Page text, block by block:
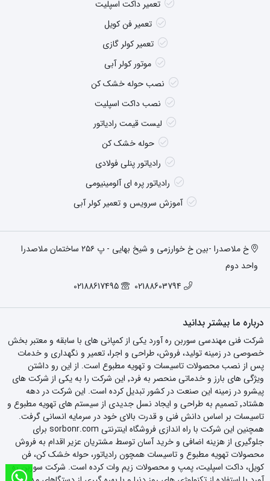
تعمیر داکت اسپلیت
تعمیر فن کویل
تعمیر کولر گازی
موتور کولر آبی
نصب حوله خشک کن
نصب داکت اسپلیت
لیست قیمت رادیاتور
حوله خشک کن
رادیاتور پنلی فولادی
رادیاتور پره ای آلومینیومی
آموزش سرویس و تعمیر کولر آبی
خ ملاصدرا -بین خ خوارزمی و شیخ بهایی - پ ۲۵۶ ساختمان ملاصدرا
واحد دوم
02188603794
02188617495
درباره ما بیشتر بدانید
شرکت فنی مهندسی سوربن ره آورد یکی از کمپانی های با سابقه و معتبر بخش
خصوصی در زمینه تولید، فروش، طراحی و اجرا، تعمیر و نگهداری و خدمات
پس از نصب محصولات تاسیسات و تهویه مطبوع است. از این رو داشتن
ویژگی های بارز و خدماتی منحصر به فرد٬ این شرکت را به یکی از شرکت های
پیشرو در زمینه این صنعت در کشور تبدیل کرده است. این شرکت در دهه
هشتاد٬ تصمیم به طراحی و ایجاد نسل جدیدی از سیستم های تهویه مطبوع و
تاسیسات بر اساس دانش فنی و قدرت بالای خود در سرمایه انسانی گرفت.
همچنین این شرکت با راه اندازی فروشگاه اینترنتی sorbonr.com برای
جلوگیری از هزینه اضافی و خرید آسان توسط مشتریان عزیر اقدام به فروش
محصولات تهویه مطبوع و تاسیسات همچون رادیاتور، حوله خشک کن، فن
کویل، داکت اسپلیت، پمپ و محصولات زیم وات کرده است. شرکت سوربن ره